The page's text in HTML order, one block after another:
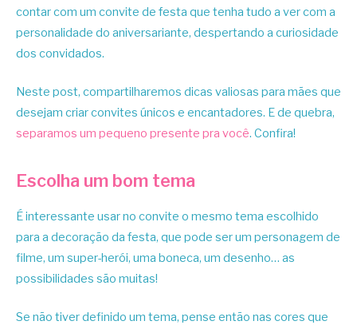
contar com um convite de festa que tenha tudo a ver com a
personalidade do aniversariante, despertando a curiosidade
dos convidados.
Neste post, compartilharemos dicas valiosas para mães que
desejam criar convites únicos e encantadores. E de quebra,
separamos um pequeno presente pra você. Confira!
Escolha um bom tema
É interessante usar no convite o mesmo tema escolhido
para a decoração da festa, que pode ser um personagem de
filme, um super-herói, uma boneca, um desenho… as
possibilidades são muitas!
Se não tiver definido um tema, pense então nas cores que